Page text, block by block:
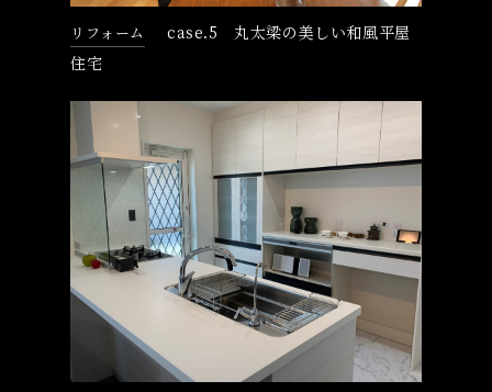
リフォーム
case.5 丸太梁の美しい和風平屋
住宅